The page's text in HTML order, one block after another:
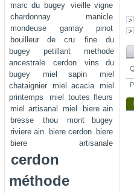
marc du bugey
vieille vigne
chardonnay
manicle
mondeuse
gamay
pinot
bouilleur de cru
fine du
bugey
petillant
methode
ancestrale
cerdon
vins du
bugey
miel sapin
miel
chataignier
miel acacia
miel
printemps
miel toutes fleurs
miel artisanal
miel
biere ain
bresse
thou
mont bugey
riviere ain
biere cerdon biere
biere artisanale
cerdon
méthode